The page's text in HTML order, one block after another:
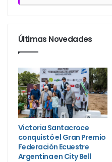
Últimas Novedades
Victoria Santacroce
conquistó el Gran Premio
Federación Ecuestre
Argentina en City Bell